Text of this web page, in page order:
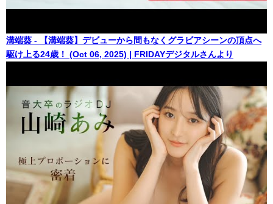
溝端葵 - 【溝端葵】デビューから間もなくグラビアシーンの頂点へ
駆け上る24歳！ (Oct 06, 2025) | FRIDAYデジタルさんより